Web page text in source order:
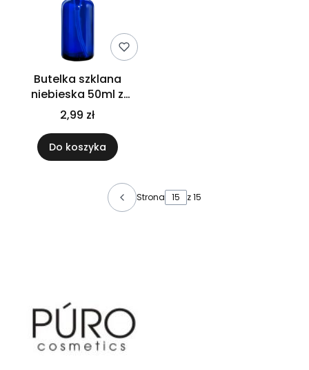
Butelka szklana
niebieska 50ml z
atomizerem złotym
2,99 zł
Do koszyka
Strona z 15